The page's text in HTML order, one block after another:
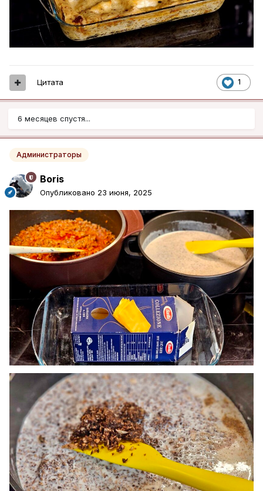
1
Цитата
6 месяцев спустя...
Администраторы
Boris
Опубликовано 23 июня, 2025